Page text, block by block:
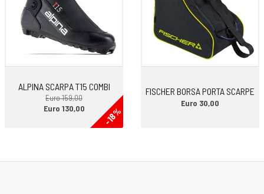
ALPINA SCARPA T15 COMBI
Euro 159,00
-18%
Euro 130,00
FISCHER BORSA PORTA SCARPE
Euro 30,00